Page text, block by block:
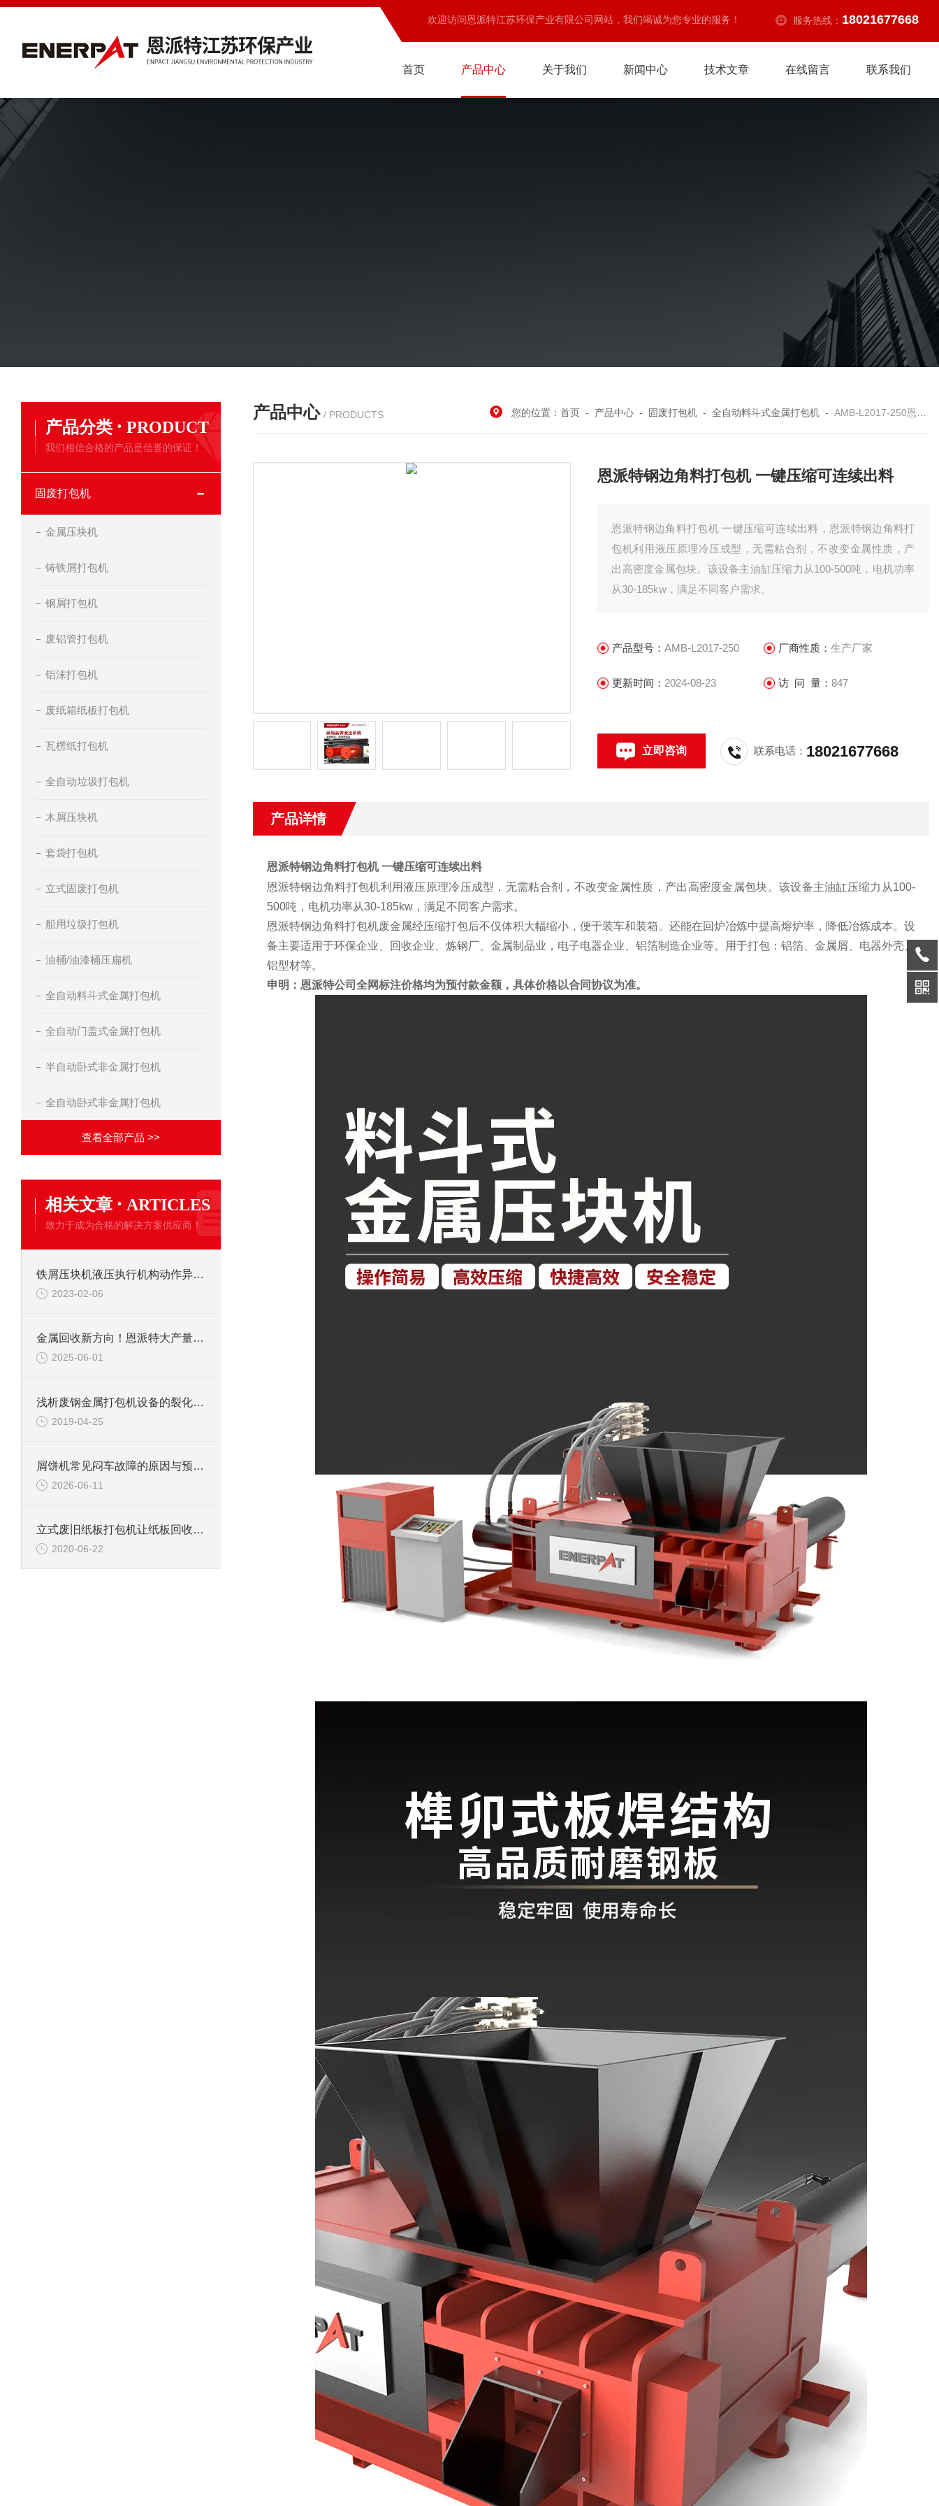
欢迎访问恩派特江苏环保产业有限公司网站，我们竭诚为您专业的服务！ 服务热线： 18021677668
首页 产品中心 关于我们 新闻中心 技术文章 在线留言 联系我们
产品分类 · PRODUCT
我们相信合格的产品是信誉的保证！
固废打包机
金属压块机
铸铁屑打包机
钢屑打包机
废铝管打包机
铝沫打包机
废纸箱纸板打包机
瓦楞纸打包机
全自动垃圾打包机
木屑压块机
套袋打包机
立式固废打包机
船用垃圾打包机
油桶/油漆桶压扁机
全自动料斗式金属打包机
全自动门盖式金属打包机
半自动卧式非金属打包机
全自动卧式非金属打包机
查看全部产品 >>
相关文章 · ARTICLES
致力于成为合格的解决方案供应商！
铁屑压块机液压执行机构动作异常的原因及解决方法
2023-02-06
金属回收新方向！恩派特大产量废金属处理设备合集：高效破碎+智能打包
2025-06-01
浅析废钢金属打包机设备的裂化现象
2019-04-25
屑饼机常见闷车故障的原因与预防措施
2026-06-11
立式废旧纸板打包机让纸板回收变得更轻松
2020-06-22
产品中心 / PRODUCTS 您的位置：首页 - 产品中心 - 固废打包机 -全自动料斗式金属打包机 -AMB-L2017-250恩派特钢边角料打包机 一键压缩可连续出料
恩派特钢边角料打包机 一键压缩可连续出料
恩派特钢边角料打包机 一键压缩可连续出料，恩派特钢边角料打
包机利用液压原理冷压成型，无需粘合剂，不改变金属性质，产
出高密度金属包块。该设备主油缸压缩力从100-500吨，电机功率
从30-185kw，满足不同客户需求。
产品型号：AMB-L2017-250 厂商性质： 生产厂家
更新时间： 2024-08-23 访 问 量： 847
立即咨询 联系电话： 18021677668
产品详情
恩派特钢边角料打包机 一键压缩可连续出料
恩派特钢边角料打包机利用液压原理冷压成型，无需粘合剂，不改变金属性质，产出高密度金属包块。该设备主油缸压缩力从100-
500吨，电机功率从30-185kw，满足不同客户需求。
恩派特钢边角料打包机废金属经压缩打包后不仅体积大幅缩小，便于装车和装箱。还能在回炉冶炼中提高熔炉率，降低冶炼成本。设
备主要适用于环保企业、回收企业、炼钢厂、金属制品业，电子电器企业、铝箔制造企业等。用于打包：铝箔、金属屑、电器外壳、
铝型材等。
申明：恩派特公司全网标注价格均为预付款金额，具体价格以合同协议为准。